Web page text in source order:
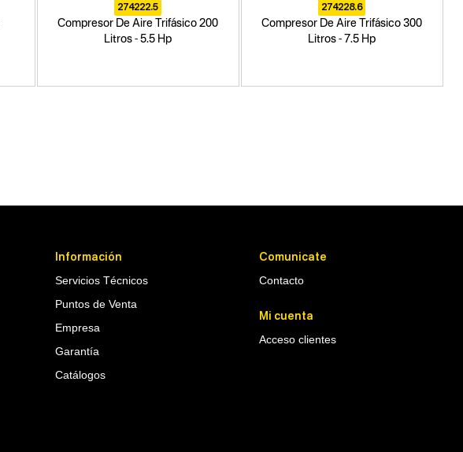
274222.5
Compresor De Aire Trifásico 200
Litros - 5.5 Hp
274228.6
Compresor De Aire Trifásico 300
Litros - 7.5 Hp
Información
Servicios Técnicos
Puntos de Venta
Empresa
Garantía
Catálogos
Comunicate
Contacto
Mi cuenta
Acceso clientes